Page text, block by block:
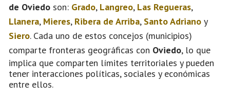
de Oviedo son: Grado, Langreo, Las Regueras,
Llanera, Mieres, Ribera de Arriba, Santo Adriano y
Siero. Cada uno de estos concejos (municipios)
comparte fronteras geográficas con Oviedo, lo que
implica que comparten límites territoriales y pueden
tener interacciones políticas, sociales y económicas
entre ellos.